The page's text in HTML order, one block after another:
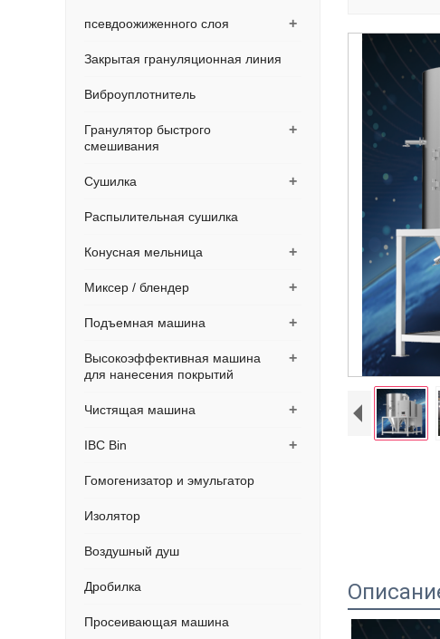
+
псевдоожиженного слоя
Закрытая грануляционная линия
Виброуплотнитель
+
Гранулятор быстрого
смешивания
+
Сушилка
Распылительная сушилка
+
Конусная мельница
+
Миксер / блендер
+
Подъемная машина
+
Высокоэффективная машина
для нанесения покрытий
+
Чистящая машина
+
IBC Bin
Гомогенизатор и эмульгатор
Изолятор
Воздушный душ
Дробилка
Просеивающая машина